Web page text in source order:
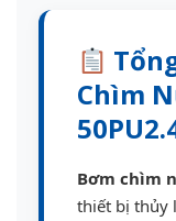
Chìm
Bơm chìm
thiết bị thủy